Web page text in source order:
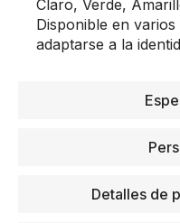
Detalles de
Claro, Verde,
Disponible en
adaptarse a la